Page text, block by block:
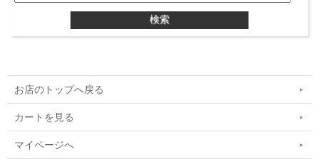
お店のトップへ戻る
カートを見る
マイページへ